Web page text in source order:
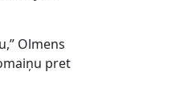
Olmens
pret